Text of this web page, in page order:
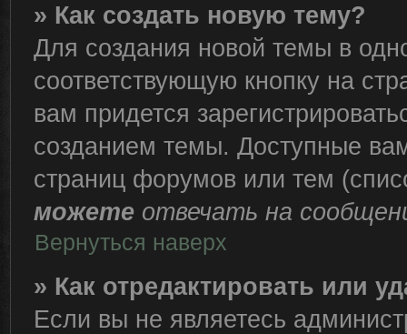
» Как создать новую тему?
Для создания новой темы в
соответствующую кнопку на
вам придется
созданием темы. Доступные
страниц форумов или тем
можете отвечать на
Вернуться наверх
» Как отредактировать или
Если вы не являетесь